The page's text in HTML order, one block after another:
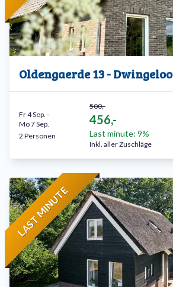
Oldengaerde 13 - Dwingeloo
500,-
456,-
Last minute: 9%
Inkl. aller Zuschläge
Fr 4 Sep. -
Mo 7 Sep.
2 Personen
LAST MINUTE